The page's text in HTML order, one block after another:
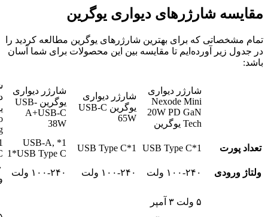
مقایسه شارژرهای دیواری یوگرین
تمام مشخصاتی که برای بهترین شارژرهای یوگرین مطالعه کردید را
در جدول زیر آورده‌ایم تا مقایسه بین این محصولات برای شما آسان
باشد:
شارژر دیواری
Nexode Mini
20W PD GaN
Tech یوگرین
شارژر دیواری
یوگرین USB-C
65W
شارژر دیواری
یوگرین USB-
A+USB-C
38W
تعداد پورت
1*USB Type C
1*USB Type C
1* USB-A,
1*USB Type C
ولتاژ ورودی
۱۰۰-۲۴۰ ولت ۱۰۰-۲۴۰ ولت ۱۰۰-۲۴۰ ولت
۵ ولت ۳ آمپر